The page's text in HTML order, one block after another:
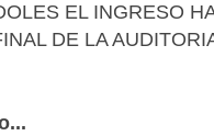
EL INGRESO
DE LA